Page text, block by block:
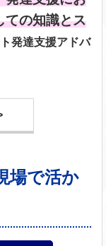
ての知識とス
発達支援アドバ
場で活か